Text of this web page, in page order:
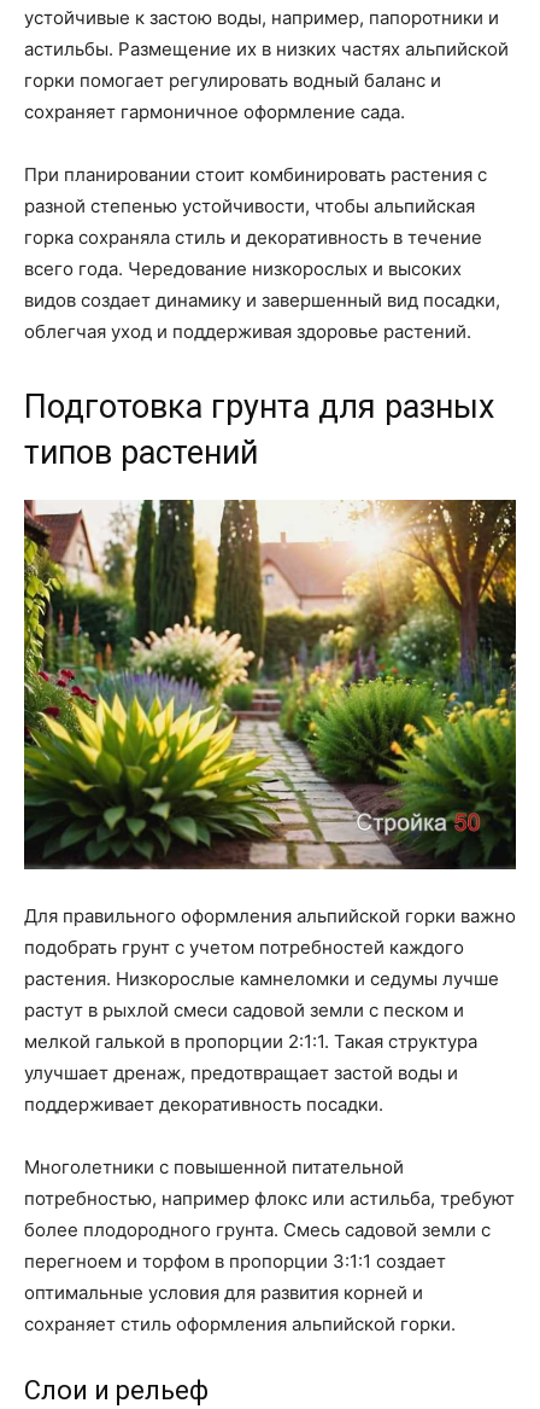
устойчивые к застою воды, например, папоротники и
астильбы. Размещение их в низких частях альпийской
горки помогает регулировать водный баланс и
сохраняет гармоничное оформление сада.
При планировании стоит комбинировать растения с
разной степенью устойчивости, чтобы альпийская
горка сохраняла стиль и декоративность в течение
всего года. Чередование низкорослых и высоких
видов создает динамику и завершенный вид посадки,
облегчая уход и поддерживая здоровье растений.
Подготовка грунта для разных
типов растений
Для правильного оформления альпийской горки важно
подобрать грунт с учетом потребностей каждого
растения. Низкорослые камнеломки и седумы лучше
растут в рыхлой смеси садовой земли с песком и
мелкой галькой в пропорции 2:1:1. Такая структура
улучшает дренаж, предотвращает застой воды и
поддерживает декоративность посадки.
Многолетники с повышенной питательной
потребностью, например флокс или астильба, требуют
более плодородного грунта. Смесь садовой земли с
перегноем и торфом в пропорции 3:1:1 создает
оптимальные условия для развития корней и
сохраняет стиль оформления альпийской горки.
Слои и рельеф